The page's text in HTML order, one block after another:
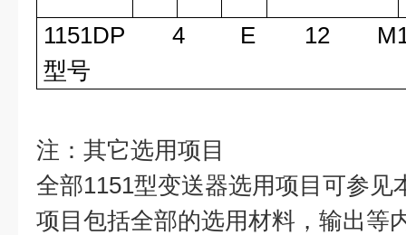
1151DP 4 E 12
型号
注：其它选用项目
全部1151型变送器选用项目可参见
项目包括全部的选用材料，输出等